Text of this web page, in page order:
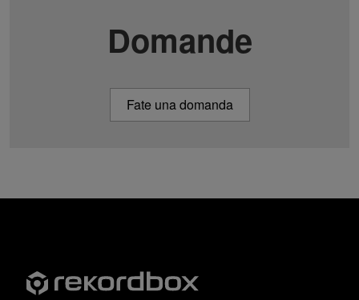
Domande
Fate una domanda